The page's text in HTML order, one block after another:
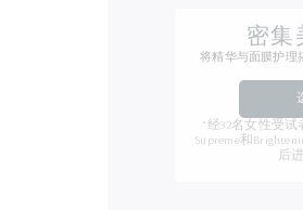
密集
将精华与面膜护理
*经32名女性受试
Supreme和
后